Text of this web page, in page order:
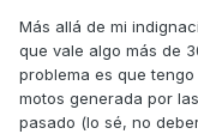
Más allá de mi
que vale algo más de
problema es que
motos generada por
pasado (lo sé, no